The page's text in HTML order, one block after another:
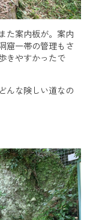
た案内板が。案内
窟一帯の管理もさ
きやすかったで
んな険しい道なの